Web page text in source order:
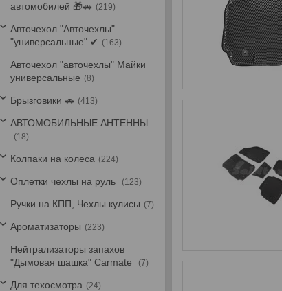
автомобилей 🎁🚗
219
Авточехол "Авточехлы"
"универсальные" ✔
163
Авточехол "авточехлы" Майки
универсальные
8
Брызговики 🚗 413
АВТОМОБИЛЬНЫЕ АНТЕННЫ
18
Колпаки на колеса 224
Оплетки чехлы на руль 123
Ручки на КПП, Чехлы кулисы 7
Ароматизаторы 223
Нейтрализаторы запахов
"Дымовая шашка" Carmate
7
Для техосмотра 24